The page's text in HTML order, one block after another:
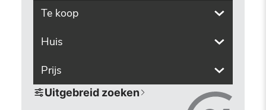
Te koop
Huis
Prijs
Uitgebreid zoeken